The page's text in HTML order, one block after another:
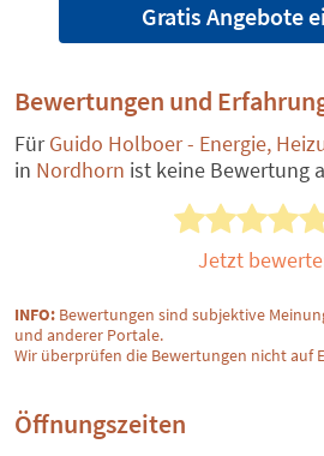
Gratis Angebote
Bewertungen und
FürGuido Holboer - Energie,
in Nordhorn ist keine Bewertung
Jetzt
INFO: Bewertungen sind subjektive
und anderer Portale.
Wir überprüfen die Bewertungen nicht auf
Öffnungszeiten